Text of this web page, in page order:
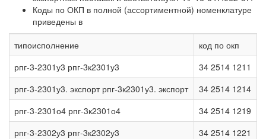
Коды по ОКП в полной (ассортиментной) номенклатуре
приведены в
типоисполнение
код по окп
рпг-3-2301у3 рпг-3к2301у3
34 2514 1211
рпг-3-2301у3. экспорт рпг-3к2301у3. экспорт
34 2514 1214
рпг-3-2301о4 рпг-3к2301о4
34 2514 1219
рпг-3-2302у3 рпг-3к2302у3
34 2514 1221